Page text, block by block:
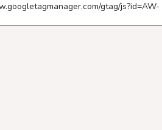
gtag/js?id=AW-